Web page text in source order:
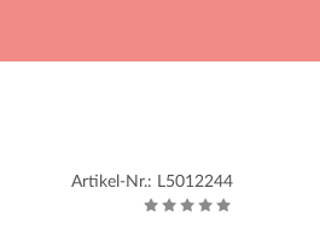
Artikel-Nr.: L5012244